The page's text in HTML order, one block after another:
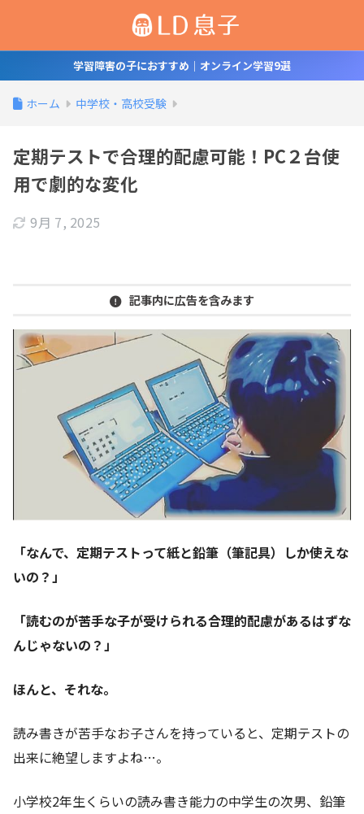
学習障害の子におすすめ｜オンライン学習9選
ホーム 中学校・高校受験
定期テストで合理的配慮可能！PC２台使
用で劇的な変化
9月 7, 2025
記事内に広告を含みます
「なんで、定期テストって紙と鉛筆（筆記具）しか使えな
いの？」
「読むのが苦手な子が受けられる合理的配慮があるはずな
んじゃないの？」
ほんと、それな。
読み書きが苦手なお子さんを持っていると、定期テストの
出来に絶望しますよね…。
小学校2年生くらいの読み書き能力の中学生の次男、鉛筆